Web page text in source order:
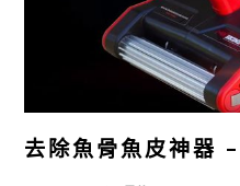
去除魚骨魚皮神器